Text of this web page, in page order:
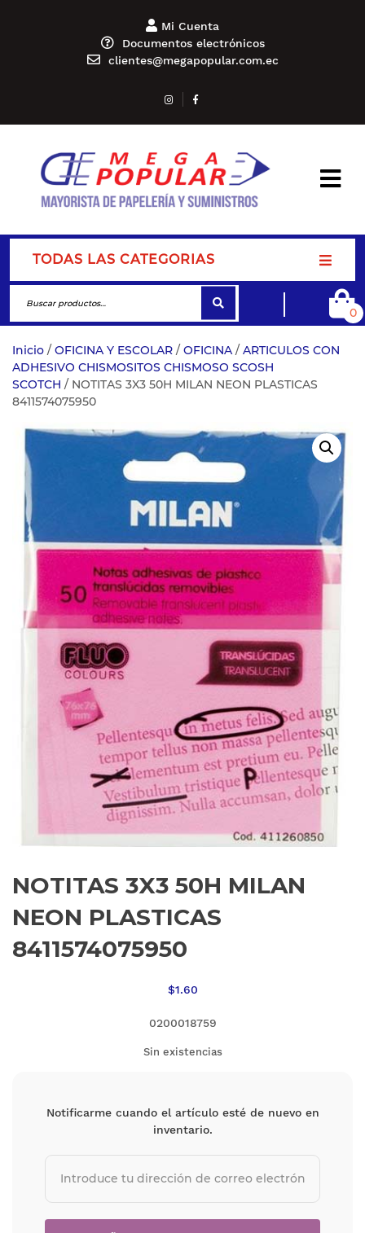
Mi Cuenta
Documentos electrónicos
clientes@megapopular.com.ec
TODAS LAS CATEGORIAS
0
Inicio / OFICINA Y ESCOLAR / OFICINA / ARTICULOS CON
ADHESIVO CHISMOSITOS CHISMOSO SCOSH
SCOTCH / NOTITAS 3X3 50H MILAN NEON PLASTICAS
8411574075950
NOTITAS 3X3 50H MILAN
NEON PLASTICAS
8411574075950
$1.60
0200018759
Sin existencias
Notificarme cuando el artículo esté de nuevo en
inventario.